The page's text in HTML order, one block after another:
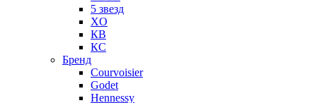
5 звезд
XO
КВ
КС
Бренд
Courvoisier
Godet
Hennessy